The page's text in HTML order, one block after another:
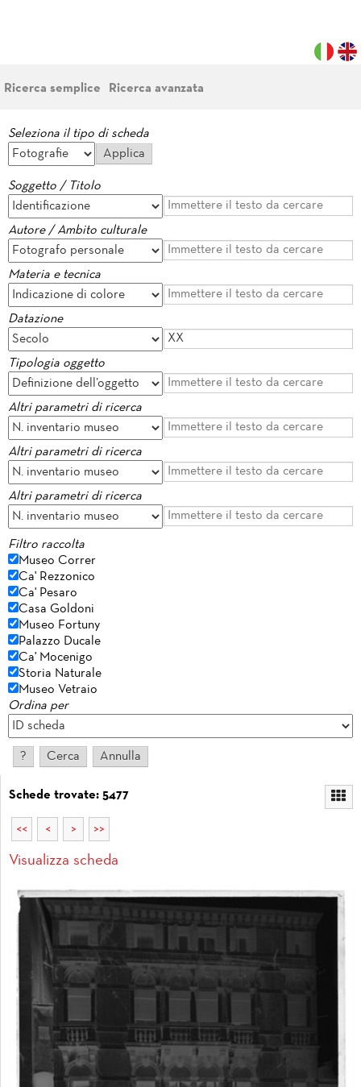
Ricerca semplice Ricerca avanzata
Seleziona il tipo di scheda
Soggetto / Titolo
Autore / Ambito culturale
Materia e tecnica
Datazione
Tipologia oggetto
Altri parametri di ricerca
Altri parametri di ricerca
Altri parametri di ricerca
Filtro raccolta
Museo Correr
Ca' Rezzonico
Ca' Pesaro
Casa Goldoni
Museo Fortuny
Palazzo Ducale
Ca' Mocenigo
Storia Naturale
Museo Vetraio
Ordina per
Schede trovate: 5477
<< < > >>
Visualizza scheda